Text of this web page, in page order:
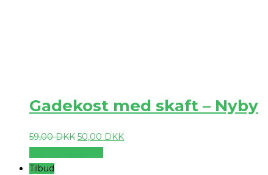
Gadekost med skaft – Nyby
59,00DKK 50,00 DKK
Tilbud